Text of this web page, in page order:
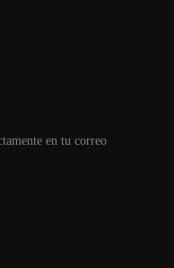
en tu correo